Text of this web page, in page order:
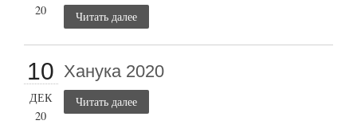
20
Читать далее
10
ДЕК
20
Ханука 2020
Читать далее